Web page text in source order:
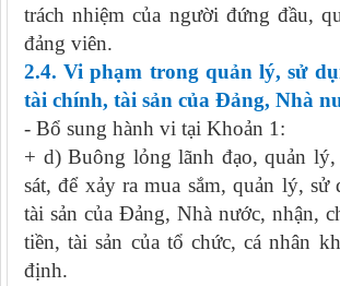
trách nhiệm của người đứng đầu,
đảng viên.
2.4.Vi phạm trong quản lý, sử
tài chính, tài sản của Đảng, Nhà
- Bổ sung hành vi tại Khoản 1:
+ d) Buông lỏng lãnh đạo, quản lý,
sát, để xảy ra mua sắm, quản lý, sử
tài sản của Đảng, Nhà nước, nhận,
tiền, tài sản của tổ chức, cá nhân
định.